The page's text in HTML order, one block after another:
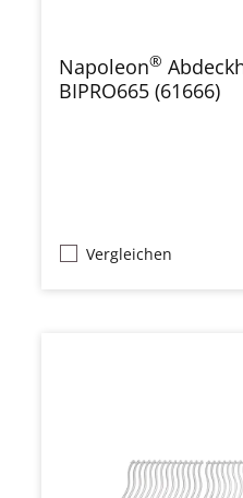
Napoleon®
BIPRO665 (61666)
Vergleichen